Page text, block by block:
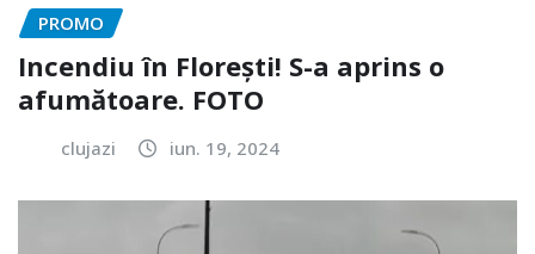
PROMO
Incendiu în Florești! S-a aprins o
afumătoare. FOTO
clujazi iun. 19, 2024